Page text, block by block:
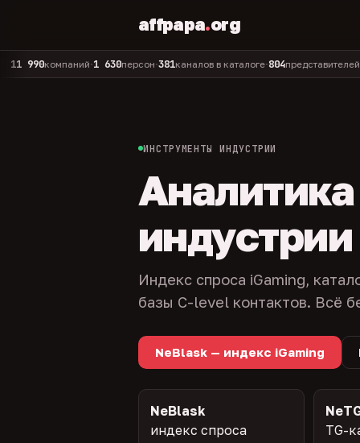
affpapa.org
компаний•1 630персон•381каналов в каталоге•804представителей•325
ИНСТРУМЕНТЫ ИНДУСТРИИ
индустрии
Индекс спроса iGaming,
базы C-level контактов. Всё
NeBlask — индекс iGaming
NeBlask
индекс спроса
TG-